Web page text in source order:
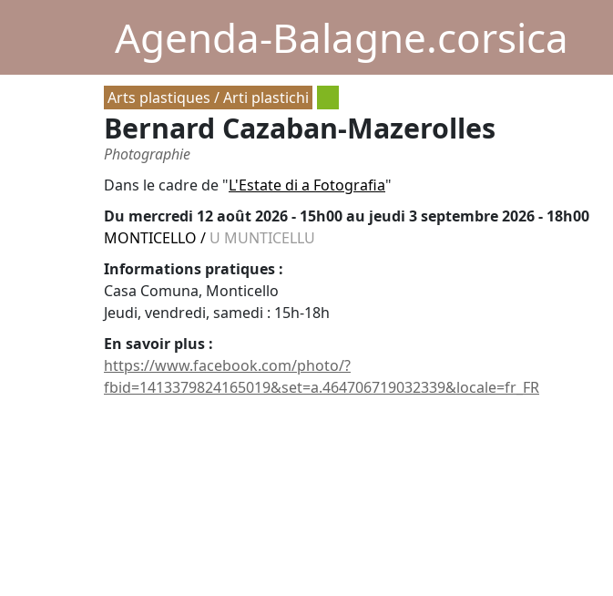
Agenda-Balagne.corsica
Arts plastiques / Arti plastichi
Bernard Cazaban-Mazerolles
Photographie
Dans le cadre de "L'Estate di a Fotografia"
Du mercredi 12 août 2026 - 15h00au jeudi 3 septembre 2026 - 18h00
MONTICELLO / U MUNTICELLU
Informations pratiques :
Casa Comuna, Monticello
Jeudi, vendredi, samedi : 15h-18h
En savoir plus :
https://www.facebook.com/photo/?
fbid=1413379824165019&set=a.464706719032339&locale=fr_FR